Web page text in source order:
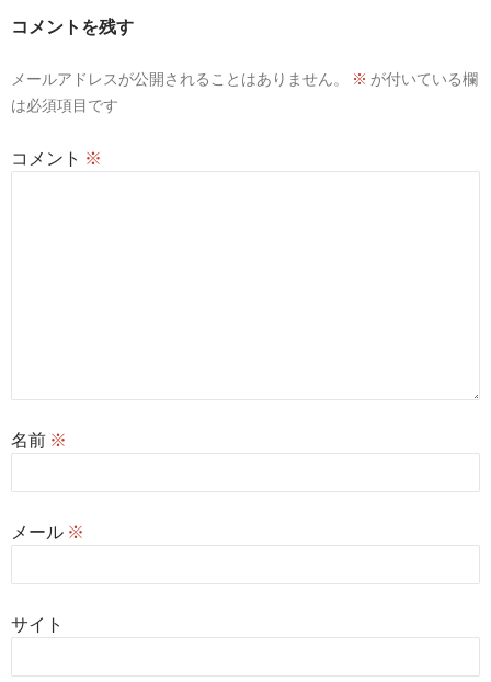
コメントを残す
メールアドレスが公開されることはありません。 ※ が付いている欄
は必須項目です
コメント ※
名前 ※
メール ※
サイト